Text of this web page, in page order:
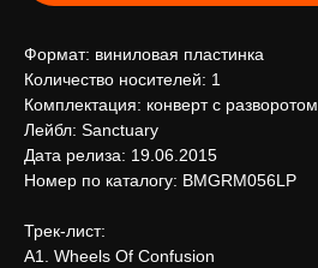
Формат: виниловая пластинка
Количество носителей: 1
Комплектация: конверт с разворотом
Лейбл: Sanctuary
Дата релиза: 19.06.2015
Номер по каталогу: BMGRM056LP
Трек-лист:
А1. Wheels Of Confusion